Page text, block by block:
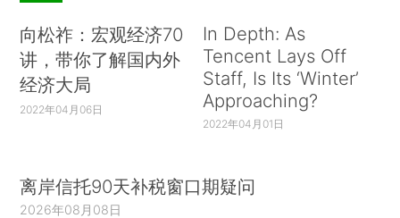
向松祚：宏观经济70
讲，带你了解国内外
经济大局
2022年04月06日
In Depth: As
Tencent Lays Off
Staff, Is Its ‘Winter’
Approaching?
2022年04月01日
离岸信托90天补税窗口期疑问
2026年08月08日